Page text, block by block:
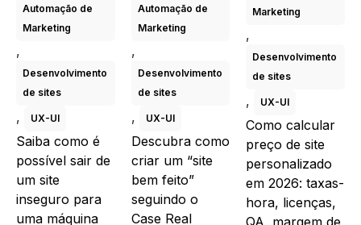
Automação de
Marketing
,
Desenvolvimento
de sites
, UX-UI
Saiba como é
possível sair de
um site
inseguro para
uma máquina
Automação de
Marketing
,
Desenvolvimento
de sites
, UX-UI
Descubra como
criar um “site
bem feito”
seguindo o
Case Real
Marketing
,
Desenvolvimento
de sites
, UX-UI
Como calcular
preço de site
personalizado
em 2026: taxas-
hora, licenças,